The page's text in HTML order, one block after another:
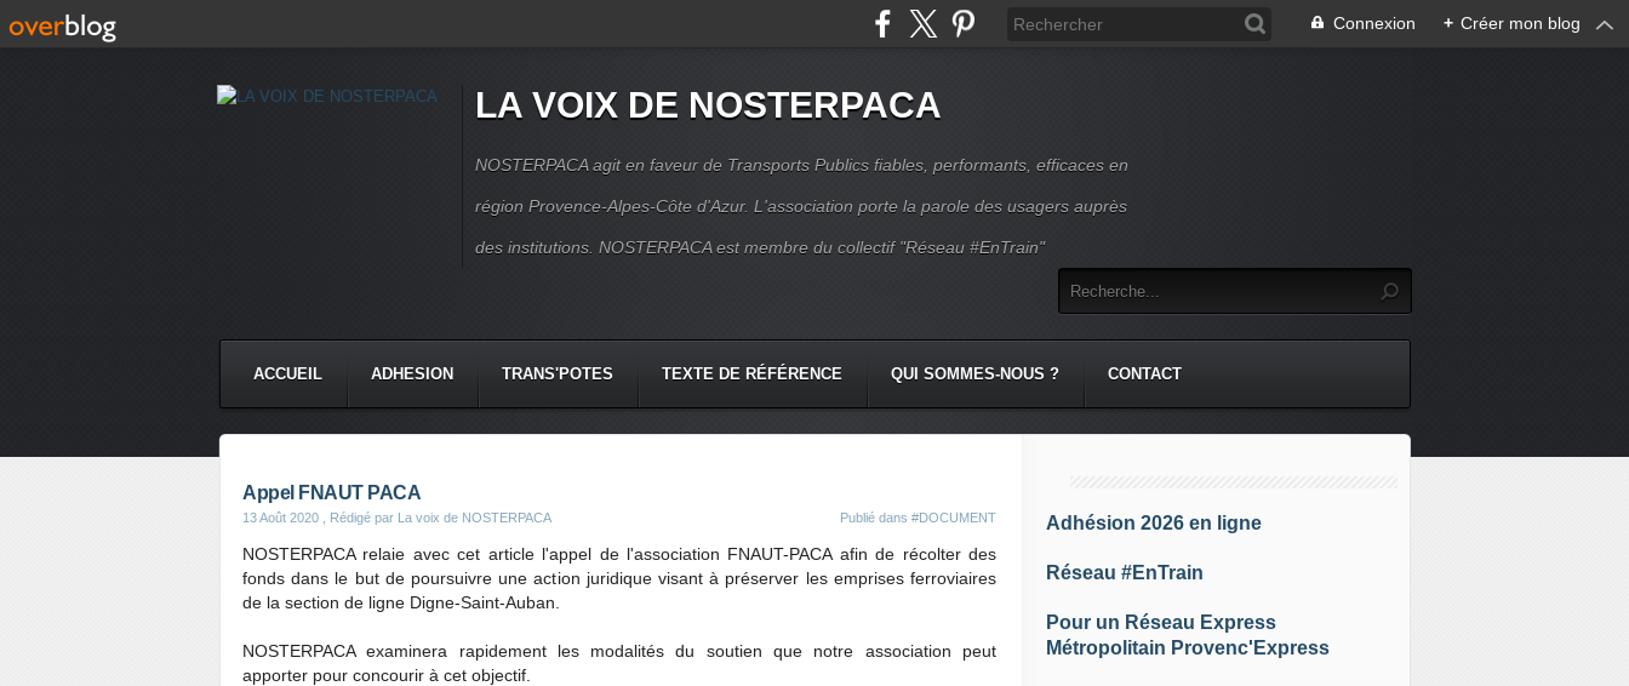
Connexion + Créer mon blog
LA VOIX DE NOSTERPACA
NOSTERPACA agit en faveur de Transports Publics fiables, performants, efficaces en
région Provence-Alpes-Côte d'Azur. L'association porte la parole des usagers auprès
des institutions. NOSTERPACA est membre du collectif "Réseau #EnTrain"
ACCUEIL ADHESION TRANS'POTES TEXTE DE RÉFÉRENCE QUI SOMMES-NOUS ? CONTACT
Appel FNAUT PACA
13 Août 2020 , Rédigé par La voix de NOSTERPACA Publié dans #DOCUMENT
NOSTERPACA relaie avec cet article l'appel de l'association FNAUT-PACA afin de récolter des
fonds dans le but de poursuivre une action juridique visant à préserver les emprises ferroviaires
de la section de ligne Digne-Saint-Auban.
NOSTERPACA examinera rapidement les modalités du soutien que notre association peut
apporter pour concourir à cet objectif.
Adhésion 2026 en ligne
Réseau #EnTrain
Pour un Réseau Express
Métropolitain Provenc'Express